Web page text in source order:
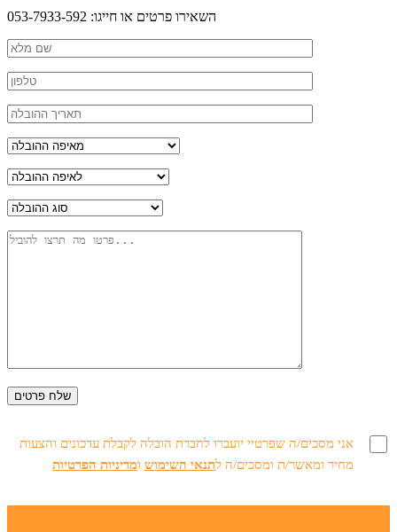
השאירו פרטים או חייגו: 053-7933-592
אני מסכים/ה שפרטיי יועברו לחברת הובלה לקבלת עדכונים והצעות
מחיר ומאשר/ת ומסכים/ה לתנאי השימוש ומדיניות הפרטיות